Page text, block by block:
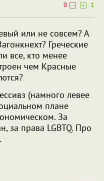
0
1
или не совсем? А
Греческие
все, кто менее
чем Красные
(намного левее
плане
За
за права LGBTQ. Про